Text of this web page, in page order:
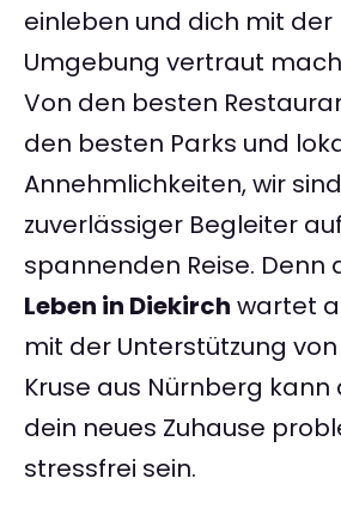
einleben und dich mit der
Umgebung vertraut
Von den besten
den besten Parks und
Annehmlichkeiten, wir
zuverlässiger Begleiter
spannenden Reise. Denn
Leben in Diekirch wartet
mit der Unterstützung
Kruse aus Nürnberg kann
dein neues Zuhause
stressfrei sein.